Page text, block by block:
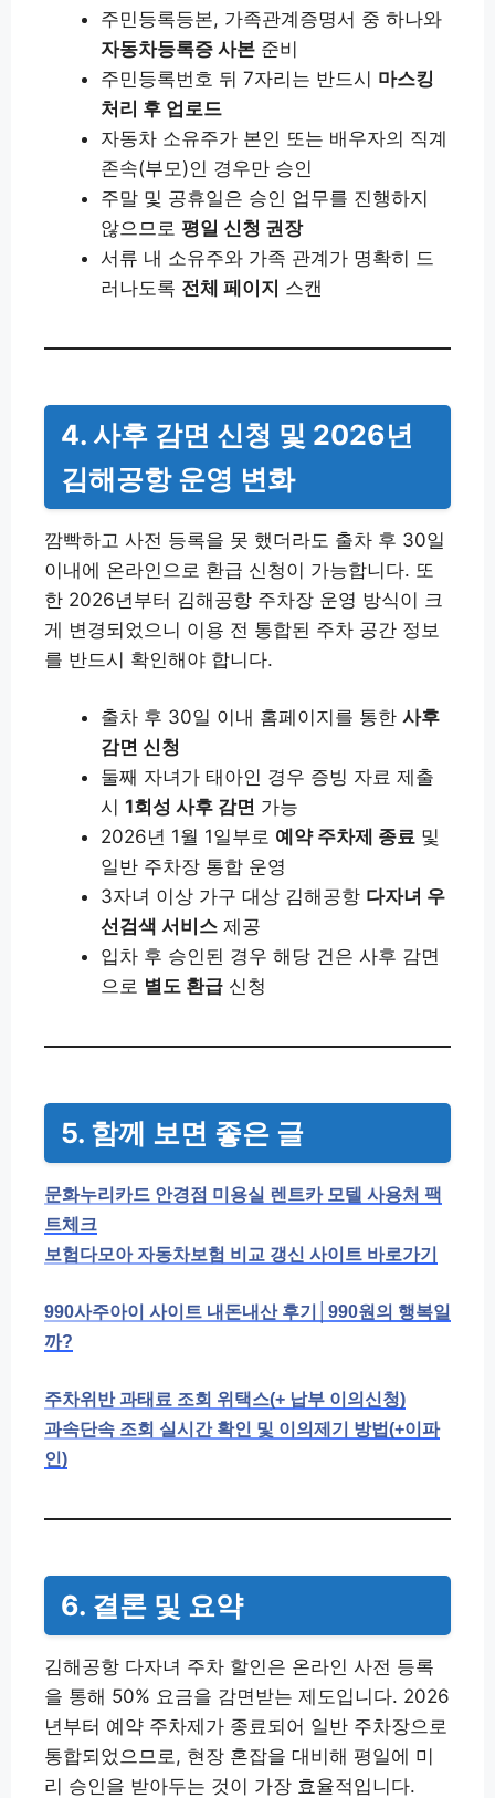
주민등록등본, 가족관계증명서 중 하나와
자동차등록증 사본 준비
주민등록번호 뒤 7자리는 반드시 마스킹
처리 후 업로드
자동차 소유주가 본인 또는 배우자의 직계
존속(부모)인 경우만 승인
주말 및 공휴일은 승인 업무를 진행하지
않으므로 평일 신청 권장
서류 내 소유주와 가족 관계가 명확히 드
러나도록 전체 페이지 스캔
4. 사후 감면 신청 및 2026년
김해공항 운영 변화
깜빡하고 사전 등록을 못 했더라도 출차 후 30일
이내에 온라인으로 환급 신청이 가능합니다. 또
한 2026년부터 김해공항 주차장 운영 방식이 크
게 변경되었으니 이용 전 통합된 주차 공간 정보
를 반드시 확인해야 합니다.
출차 후 30일 이내 홈페이지를 통한 사후
감면 신청
둘째 자녀가 태아인 경우 증빙 자료 제출
시 1회성 사후 감면 가능
2026년 1월 1일부로 예약 주차제 종료 및
일반 주차장 통합 운영
3자녀 이상 가구 대상 김해공항 다자녀 우
선검색 서비스 제공
입차 후 승인된 경우 해당 건은 사후 감면
으로 별도 환급 신청
5. 함께 보면 좋은 글
문화누리카드 안경점 미용실 렌트카 모텔 사용처 팩
트체크
보험다모아 자동차보험 비교 갱신 사이트 바로가기
990사주아이 사이트 내돈내산 후기│990원의 행복일
까?
주차위반 과태료 조회 위택스(+ 납부 이의신청)
과속단속 조회 실시간 확인 및 이의제기 방법(+이파
인)
6. 결론 및 요약
김해공항 다자녀 주차 할인은 온라인 사전 등록
을 통해 50% 요금을 감면받는 제도입니다. 2026
년부터 예약 주차제가 종료되어 일반 주차장으로
통합되었으므로, 현장 혼잡을 대비해 평일에 미
리 승인을 받아두는 것이 가장 효율적입니다.